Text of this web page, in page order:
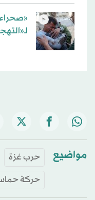
مواضيع حرب غزة
حركة